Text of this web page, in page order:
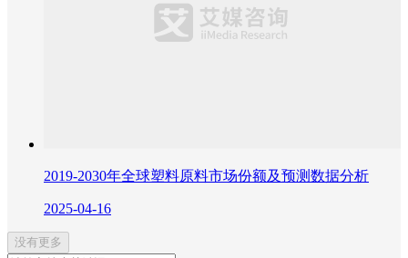
2019-2030年全球塑料原料市场份额及预测数据分析
2025-04-16
没有更多